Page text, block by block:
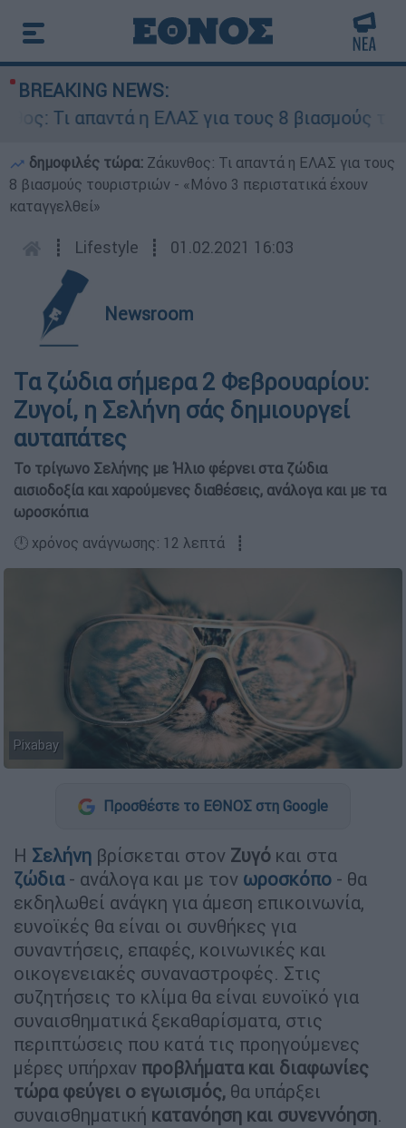
BREAKING NEWS:
η ΕΛΑΣ για τους 8 βιασμούς τουριστριών
δημοφιλές τώρα: Ζάκυνθος: Τι απαντά η ΕΛΑΣ για τους
8 βιασμούς τουριστριών - «Μόνο 3 περιστατικά έχουν
καταγγελθεί»
┋ Lifestyle ┋ 01.02.2021 16:03
Newsroom
Tα ζώδια σήμερα 2 Φεβρουαρίου:
Ζυγοί, η Σελήνη σάς δημιουργεί
αυταπάτες
Το τρίγωνο Σελήνης με Ήλιο φέρνει στα ζώδια
αισιοδοξία και χαρούμενες διαθέσεις, ανάλογα και με τα
ωροσκόπια
🕛 χρόνος ανάγνωσης: 12 λεπτά ┋
Pixabay
Προσθέστε το ΕΘΝΟΣ στη Google
Η Σελήνη βρίσκεται στον Ζυγό και στα
ζώδια - ανάλογα και με τον ωροσκόπο - θα
εκδηλωθεί ανάγκη για άμεση επικοινωνία,
ευνοϊκές θα είναι οι συνθήκες για
συναντήσεις, επαφές, κοινωνικές και
οικογενειακές συναναστροφές. Στις
συζητήσεις το κλίμα θα είναι ευνοϊκό για
συναισθηματικά ξεκαθαρίσματα, στις
περιπτώσεις που κατά τις προηγούμενες
μέρες υπήρχαν προβλήματα και διαφωνίες
τώρα φεύγει ο εγωισμός, θα υπάρξει
συναισθηματική κατανόηση και συνεννόηση.